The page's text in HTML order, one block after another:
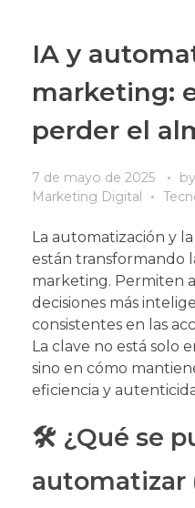
IA y
marketing:
perder el
7 de mayo de 2025 by
Marketing Digital
La automatización y
están transformando
marketing. Permiten
decisiones más
consistentes en las
La clave no está solo
sino en cómo
eficiencia y
🛠️ ¿Qué se
automatizar